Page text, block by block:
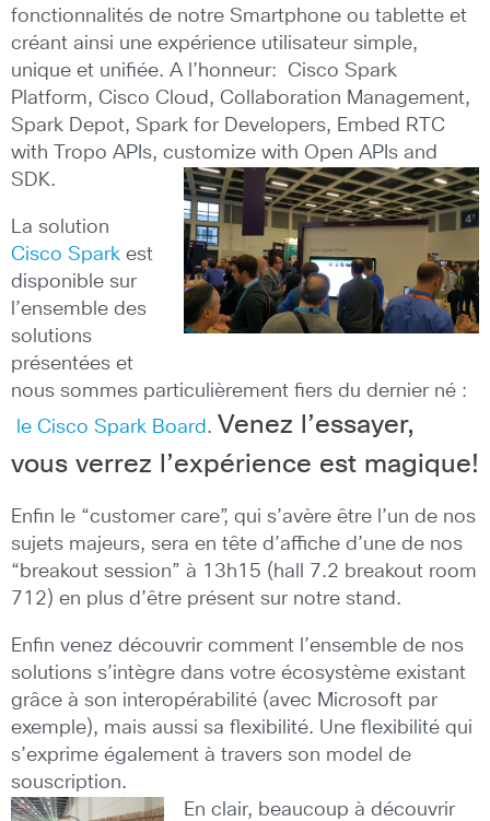
fonctionnalités de notre Smartphone ou tablette et
créant ainsi une expérience utilisateur simple,
unique et unifiée. A l’honneur: Cisco Spark
Platform, Cisco Cloud, Collaboration Management,
Spark Depot, Spark for Developers, Embed RTC
with Tropo APIs, customize with Open APIs and
SDK.
La solution
Cisco Spark est
disponible sur
l’ensemble des
solutions
présentées et
nous sommes particulièrement fiers du dernier né :
le Cisco Spark Board. Venez l’essayer,
vous verrez l’expérience est magique!
Enfin le “customer care”, qui s’avère être l’un de nos
sujets majeurs, sera en tête d’affiche d’une de nos
“breakout session” à 13h15 (hall 7.2 breakout room
712) en plus d’être présent sur notre stand.
Enfin venez découvrir comment l’ensemble de nos
solutions s’intègre dans votre écosystème existant
grâce à son interopérabilité (avec Microsoft par
exemple), mais aussi sa flexibilité. Une flexibilité qui
s’exprime également à travers son model de
souscription.
En clair, beaucoup à découvrir